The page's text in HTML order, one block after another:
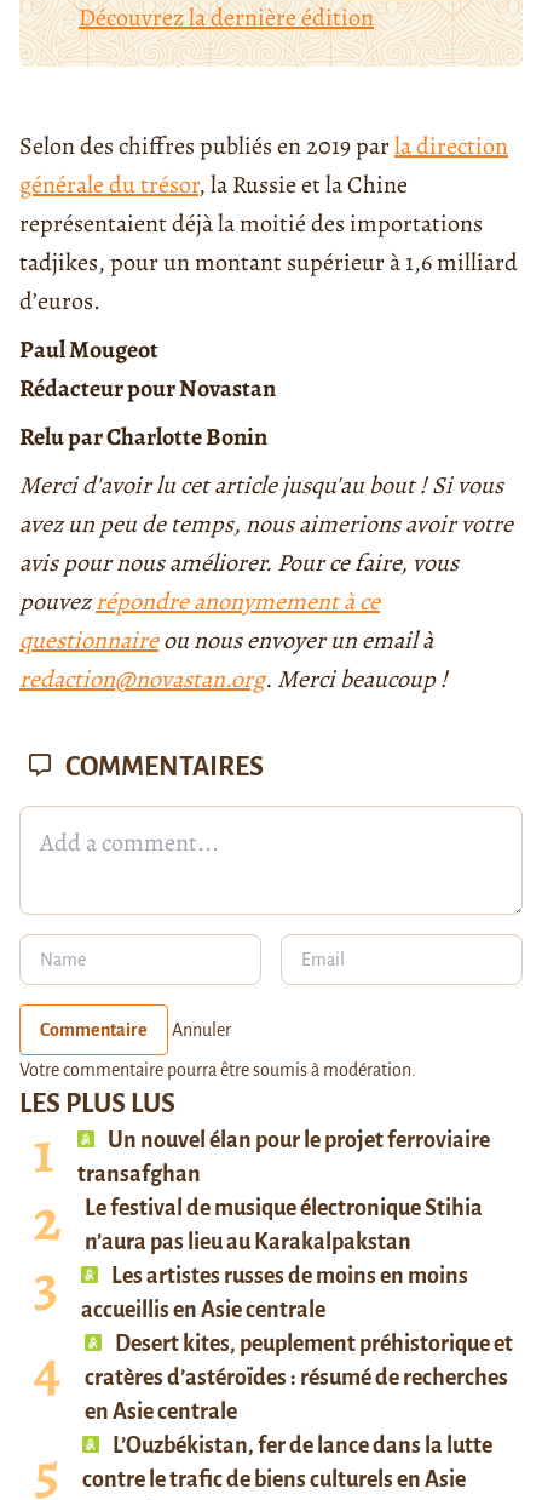
Découvrez la dernière édition
Selon des chiffres publiés en 2019 parla direction
générale du trésor, la Russie et la Chine
représentaient déjà la moitié des importations
tadjikes, pour un montant supérieur à 1,6 milliard
d’euros.
Paul Mougeot
Rédacteur pour Novastan
Relu par Charlotte Bonin
Merci d'avoir lu cet article jusqu'au bout ! Si vous
avez un peu de temps, nous aimerions avoir votre
avis pour nous améliorer. Pour ce faire, vous
pouvezrépondre anonymement à ce
questionnaireou nous envoyer un email à
redaction@novastan.org. Merci beaucoup !
LES PLUS LUS
Un nouvel élan pour le projet ferroviaire
transafghan
Le festival de musique électronique Stihia
n’aura pas lieu au Karakalpakstan
Les artistes russes de moins en moins
accueillis en Asie centrale
Desert kites, peuplement préhistorique et
cratères d’astéroïdes : résumé de recherches
en Asie centrale
L’Ouzbékistan, fer de lance dans la lutte
contre le trafic de biens culturels en Asie
COMMENTAIRES
Commentaire Annuler
Votre commentaire pourra être soumis à modération.